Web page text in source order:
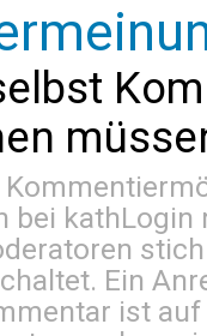
bei kathLogin
Ein
ist